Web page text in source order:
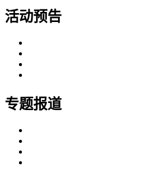
活动预告
专题报道